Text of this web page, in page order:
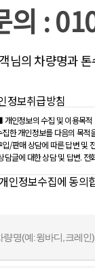
의 :
님의 차량명과
정보취급방침
인정보의 수집 및 이용목적
집한 개인정보를 다음의 목적
입/판매 상담에 따른 답변 및
담글에 대한 상담 및 답변. 전
집하는 개인정보 항목
인정보의 보유 및 이용기간
인정보수집에 동의